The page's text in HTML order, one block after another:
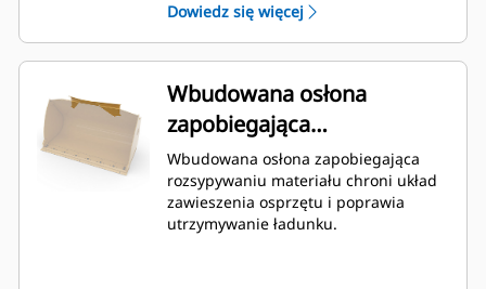
standardowych siłach odspajania i
standardowej twardości materiałów.
Idealne do przeciągania materiału do
tyłu i równania. Współczynnik
napełnienia łyżek o zwiększonej
wydajności może wynosić nawet 115%
znamionowej pojemności.
Dowiedz się więcej
Wbudowana osłona
zapobiegająca
rozsypywaniu materiału
Wbudowana osłona zapobiegająca
rozsypywaniu materiału chroni układ
zawieszenia osprzętu i poprawia
utrzymywanie ładunku.